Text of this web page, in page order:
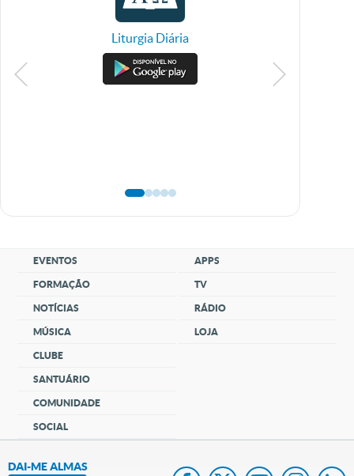
Liturgia Diária
EVENTOS
FORMAÇÃO
NOTÍCIAS
MÚSICA
CLUBE
SANTUÁRIO
COMUNIDADE
SOCIAL
APPS
TV
RÁDIO
LOJA
DAI-ME ALMAS